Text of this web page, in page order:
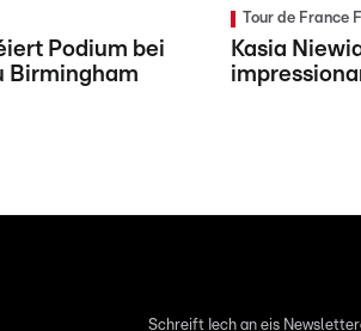
Podium bei
Birmingham
Tour de France
Kasia
Schreift Iech an eis